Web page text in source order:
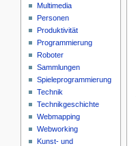
Multimedia
Personen
Produktivität
Programmierung
Roboter
Sammlungen
Spieleprogrammierung
Technik
Technikgeschichte
Webmapping
Webworking
Kunst- und